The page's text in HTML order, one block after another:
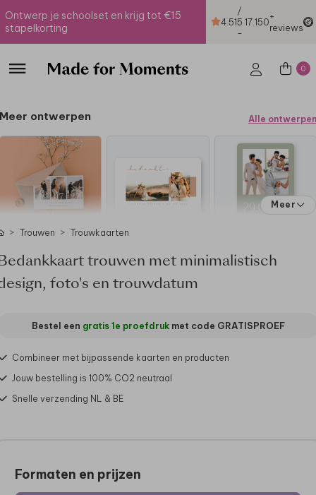
Ontwerp je schoolset en krijg tot €15
stapelkorting
4.51
/
5
-
17.150+
reviews
0
Meer ontwerpen Alle ontwerpen
Meer
Trouwen Trouwkaarten
trouwen met minimalistisch
foto's en trouwdatum
Bestel een gratis 1e proefdrukmet code GRATISPROEF
Combineer met bijpassende kaarten en producten
Jouw bestelling is 100% CO2 neutraal
Snelle verzending NL & BE
Formaten en prijzen